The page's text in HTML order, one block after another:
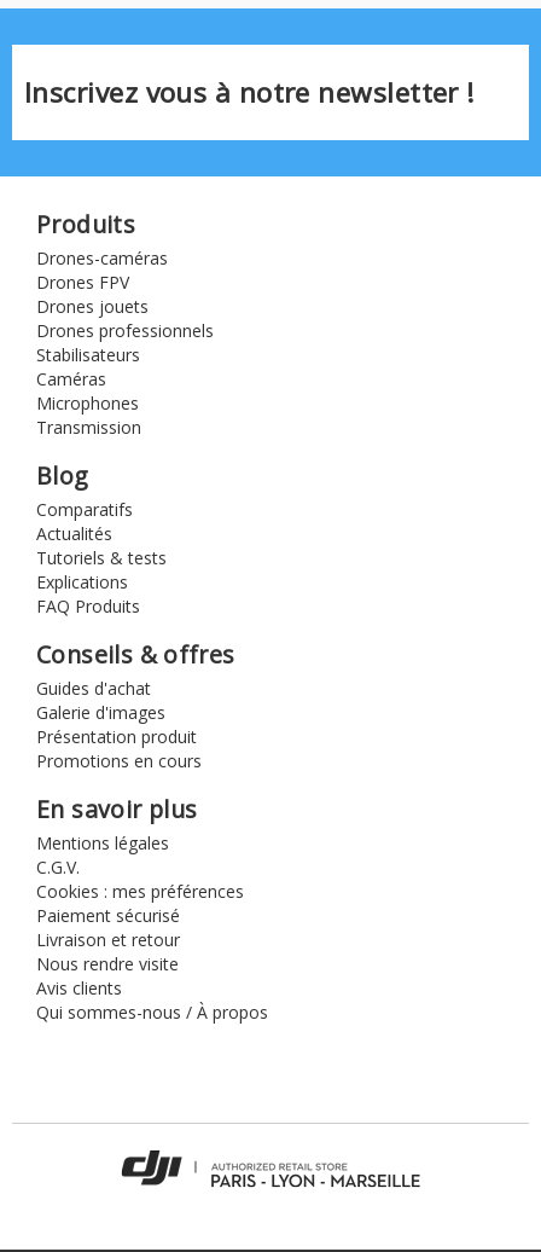
Inscrivez vous à notre newsletter !
Produits
Drones-caméras
Drones FPV
Drones jouets
Drones professionnels
Stabilisateurs
Caméras
Microphones
Transmission
Blog
Comparatifs
Actualités
Tutoriels & tests
Explications
FAQ Produits
Conseils & offres
Guides d'achat
Galerie d'images
Présentation produit
Promotions en cours
En savoir plus
Mentions légales
C.G.V.
Cookies : mes préférences
Paiement sécurisé
Livraison et retour
Nous rendre visite
Avis clients
Qui sommes-nous / À propos